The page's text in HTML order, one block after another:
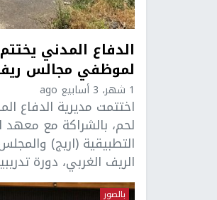
الدفاع المدني
لموظفي مجالس
1 شهر، 3 أسابيع ago
اختتمت مديرية الدفاع
لحم، بالشراكة مع معهد
التطبيقية (اريج)
الريف الغربي، دورة تدريبية
بالصور